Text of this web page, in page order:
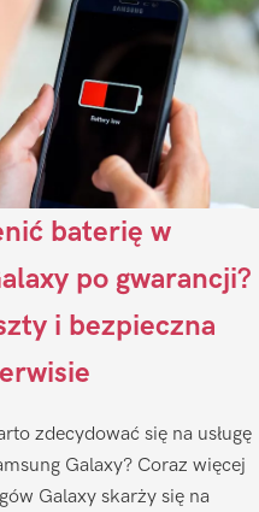
baterię w
po gwarancji?
i bezpieczna
zdecydować się na usługę
Galaxy? Coraz więcej
Galaxy skarży się na